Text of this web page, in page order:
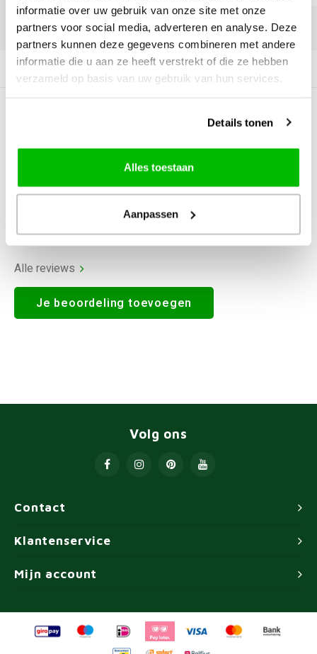
informatie over uw gebruik van onze site met onze
partners voor social media, adverteren en analyse. Deze
partners kunnen deze gegevens combineren met andere
informatie die u aan ze heeft verstrekt of die ze hebben
verzameld op basis van uw gebruik van hun services.
Details tonen
Alles toestaan
Aanpassen
DELEN:
Productomschrijving
0Reviews
Alle reviews
Je beoordeling toevoegen
Contact
Volg ons
Klantenservice
Mijn account